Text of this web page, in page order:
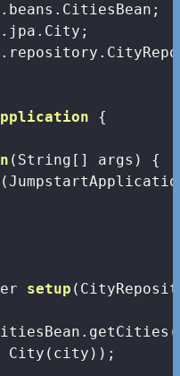
{
(String[] args)
{
setup
City(city));